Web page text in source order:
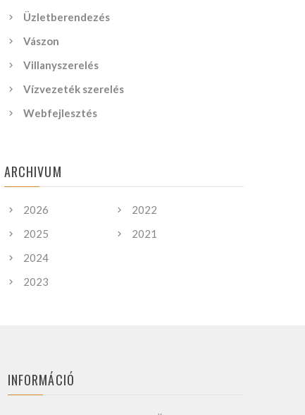
Üzletberendezés
Vászon
Villanyszerelés
Vízvezeték szerelés
Webfejlesztés
ARCHIVUM
2026
2025
2024
2023
2022
2021
INFORMÁCIÓ